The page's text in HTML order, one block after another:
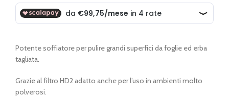
era:
€ 479,00.
è:
€ 399,00.
Potente soffiatore per pulire grandi superfici da foglie ed erba
tagliata.
Grazie al filtro HD2 adatto anche per l’uso in ambienti molto
polverosi.